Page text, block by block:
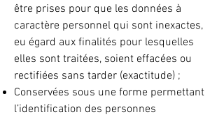
être prises pour que les données à
caractère personnel qui sont inexactes,
eu égard aux finalités pour lesquelles
elles sont traitées, soient effacées ou
rectifiées sans tarder (exactitude) ;
Conservées sous une forme permettant
l’identification des personnes